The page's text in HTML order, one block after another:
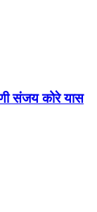
संजय कोरे यास